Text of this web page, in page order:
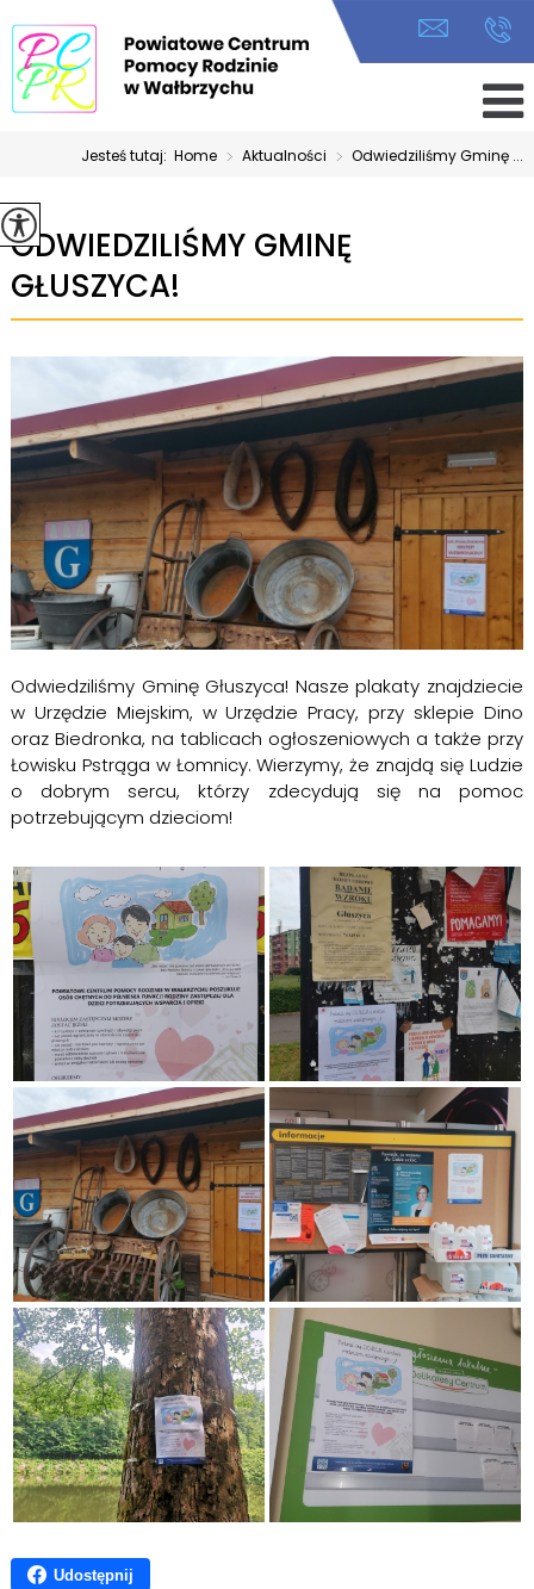
Jesteś tutaj:Home > Aktualności > Odwiedziliśmy Gminę ...
ODWIEDZILIŚMY GMINĘ
GŁUSZYCA!
Odwiedziliśmy Gminę Głuszyca! Nasze plakaty znajdziecie
w Urzędzie Miejskim, w Urzędzie Pracy, przy sklepie Dino
oraz Biedronka, na tablicach ogłoszeniowych a także przy
Łowisku Pstrąga w Łomnicy. Wierzymy, że znajdą się Ludzie
o dobrym sercu, którzy zdecydują się na pomoc
potrzebującym dzieciom!
Udostępnij